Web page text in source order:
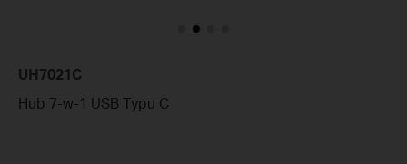
UH7021C
Hub 7-w-1 USB Typu C